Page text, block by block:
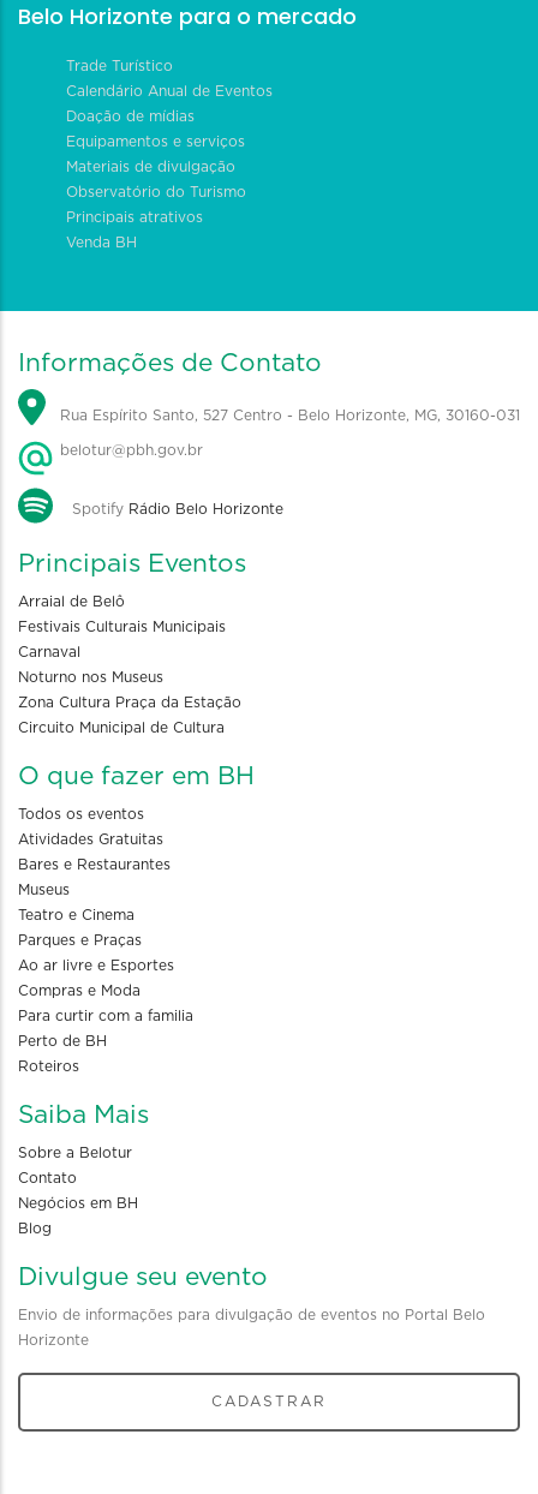
Belo Horizonte para o mercado
Trade Turístico
Calendário Anual de Eventos
Doação de mídias
Equipamentos e serviços
Materiais de divulgação
Observatório do Turismo
Principais atrativos
Venda BH
Informações de Contato
Rua Espírito Santo, 527 Centro - Belo Horizonte, MG, 30160-031
belotur@pbh.gov.br
Spotify Rádio Belo Horizonte
Principais Eventos
Arraial de Belô
Festivais Culturais Municipais
Carnaval
Noturno nos Museus
Zona Cultura Praça da Estação
Circuito Municipal de Cultura
O que fazer em BH
Todos os eventos
Atividades Gratuitas
Bares e Restaurantes
Museus
Teatro e Cinema
Parques e Praças
Ao ar livre e Esportes
Compras e Moda
Para curtir com a familia
Perto de BH
Roteiros
Saiba Mais
Sobre a Belotur
Contato
Negócios em BH
Blog
Divulgue seu evento
Envio de informações para divulgação de eventos no Portal Belo
Horizonte
CADASTRAR